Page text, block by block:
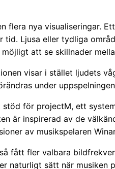
flera nya visualiseringar.
tid. Ljusa eller tydliga
att se skillnader
visar i stället ljudets
under
stöd för projectM, ett
är inspirerad av de
av musikspelaren
fått fler valbara
naturligt sätt när musiken